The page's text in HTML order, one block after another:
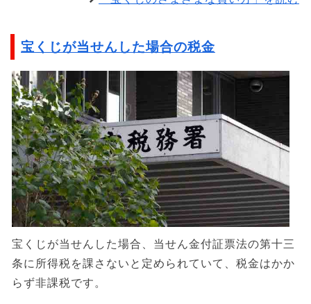
宝くじが当せんした場合の税金
宝くじが当せんした場合、当せん金付証票法の第十三
条に所得税を課さないと定められていて、税金はかか
らず非課税です。